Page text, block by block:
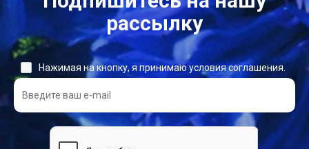
рассылку
Нажимая на кнопку, я принимаю условия соглашения.